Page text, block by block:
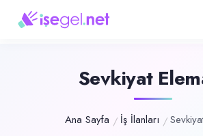
Pozisyon
Sevkiyat Elemanı
Gebze Üretim Tesisi
Lojistik & Taşımacılık
Sevkiyat
Ana Sayfa İş İlanları